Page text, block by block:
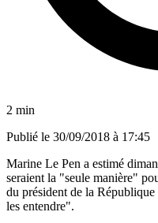
2 min
Publié le 30/09/2018 à 17:45
Marine Le Pen a estimé
seraient la "seule manière"
du président de la
les entendre".